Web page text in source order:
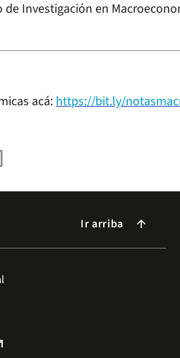
Investigación en
acá:https://bit.ly/
Ir arriba arrow_forward